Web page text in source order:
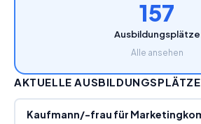
157
Ausbildungsplätze
Alle ansehen
AKTUELLE AUSBILDUNGSPLÄTZE